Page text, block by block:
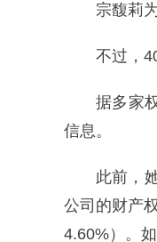
宗馥莉
不过，
据多家
信息。
此前，
公司的财产
4.60%）。